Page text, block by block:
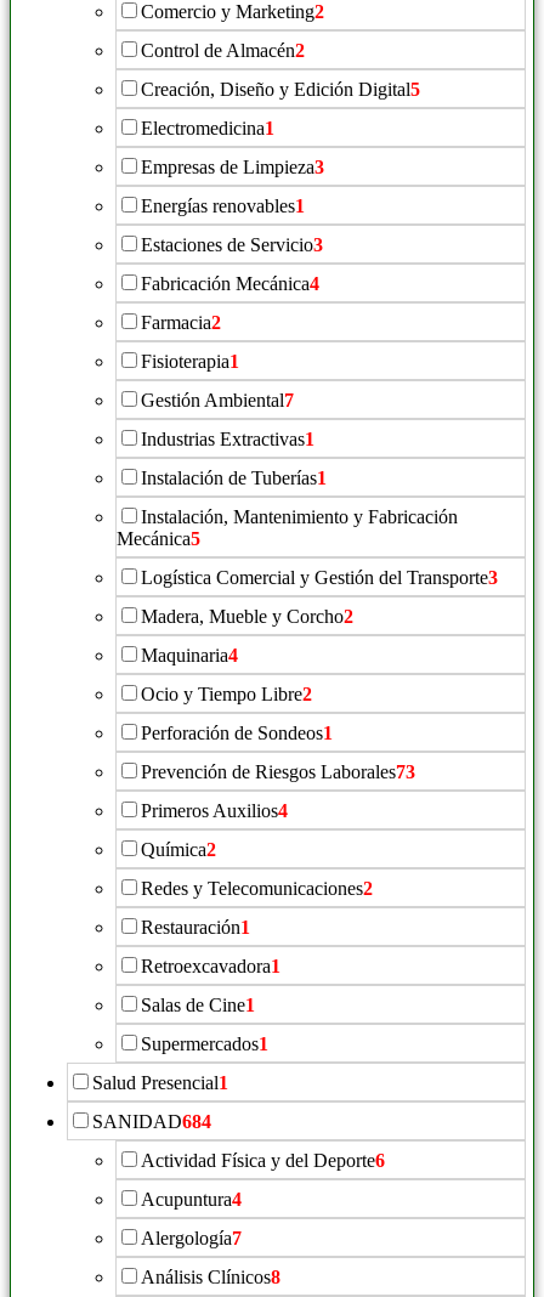
Comercio y Marketing2
Control de Almacén2
Creación, Diseño y Edición Digital5
Electromedicina1
Empresas de Limpieza3
Energías renovables1
Estaciones de Servicio3
Fabricación Mecánica4
Farmacia2
Fisioterapia1
Gestión Ambiental7
Industrias Extractivas1
Instalación de Tuberías1
Instalación, Mantenimiento y Fabricación
Mecánica5
Logística Comercial y Gestión del Transporte3
Madera, Mueble y Corcho2
Maquinaria4
Ocio y Tiempo Libre2
Perforación de Sondeos1
Prevención de Riesgos Laborales73
Primeros Auxilios4
Química2
Redes y Telecomunicaciones2
Restauración1
Retroexcavadora1
Salas de Cine1
Supermercados1
Salud Presencial1
SANIDAD684
Actividad Física y del Deporte6
Acupuntura4
Alergología7
Análisis Clínicos8